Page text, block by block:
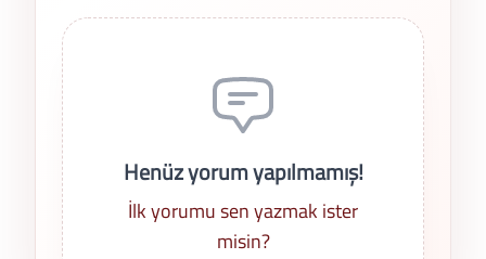
Son Yorumlar
Henüz yorum yapılmamış!
İlk yorumu sen yazmak ister
misin?